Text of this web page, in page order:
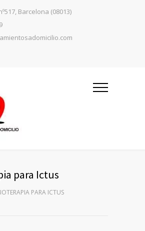
Barcelona (08013)
para Ictus
PARA ICTUS